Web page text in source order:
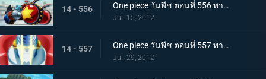
14 - 556 One piece วันพีช ตอนที่ 556 พากย์ไทย เปิดตัวครั้งแรก! อาวุธลับของเรือซันนี่!
Jul. 15, 2012
14 - 557 One piece วันพีช ตอนที่ 557 พากย์ไทย ไอรอน ไพเรท! แฟรงกี้โชกุนปรากฏกาย
Jul. 29, 2012